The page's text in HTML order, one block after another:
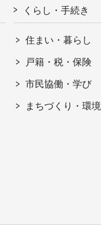
くらし・手続き
住まい・暮らし
戸籍・税・保険
市民協働・学び
まちづくり・環境